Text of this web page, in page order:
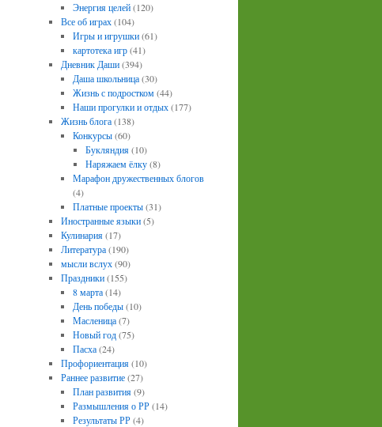
Энергия целей(120)
Все об играх(104)
Игры и игрушки(61)
картотека игр(41)
Дневник Даши(394)
Даша школьница(30)
Жизнь с подростком(44)
Наши прогулки и отдых(177)
Жизнь блога(138)
Конкурсы(60)
Букляндия(10)
Наряжаем ёлку(8)
Марафон дружественных блогов
(4)
Платные проекты(31)
Иностранные языки(5)
Кулинария(17)
Литература(190)
мысли вслух(90)
Праздники(155)
8 марта(14)
День победы(10)
Масленица(7)
Новый год(75)
Пасха(24)
Профориентация(10)
Раннее развитие(27)
План развития(9)
Размышления о РР(14)
Результаты РР(4)